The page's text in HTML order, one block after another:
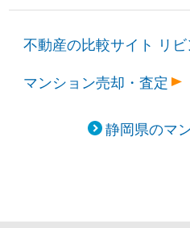
不動産の比較サイト リ
マンション売却・査定
静岡県のマ